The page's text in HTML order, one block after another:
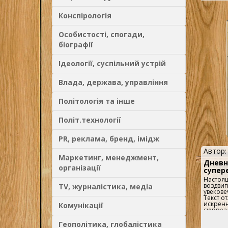
Конспірологія
Особистості, спогади,
біографії
Ідеології, суспільний устрій
Влада, держава, управління
Політологія та інше
Політ.технології
PR, реклама, бренд, імідж
Маркетинг, менеджмент,
організації
TV, журналістика, медіа
Комунікації
Геополітика, глобалістика
Автор:
Текст